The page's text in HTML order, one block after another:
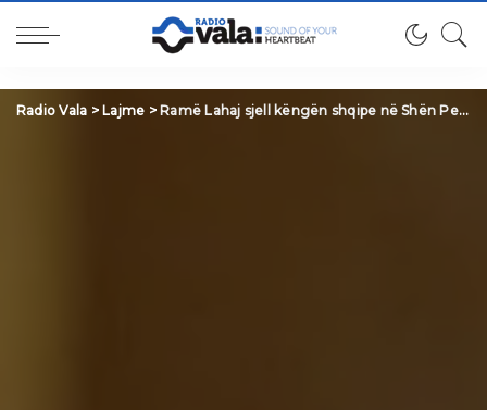
Radio Vala > Lajme > Ramë Lahaj sjell këngën shqipe në Shën Petersburg: kultura shqiptare në skenat ndërkombëtare(Video) /